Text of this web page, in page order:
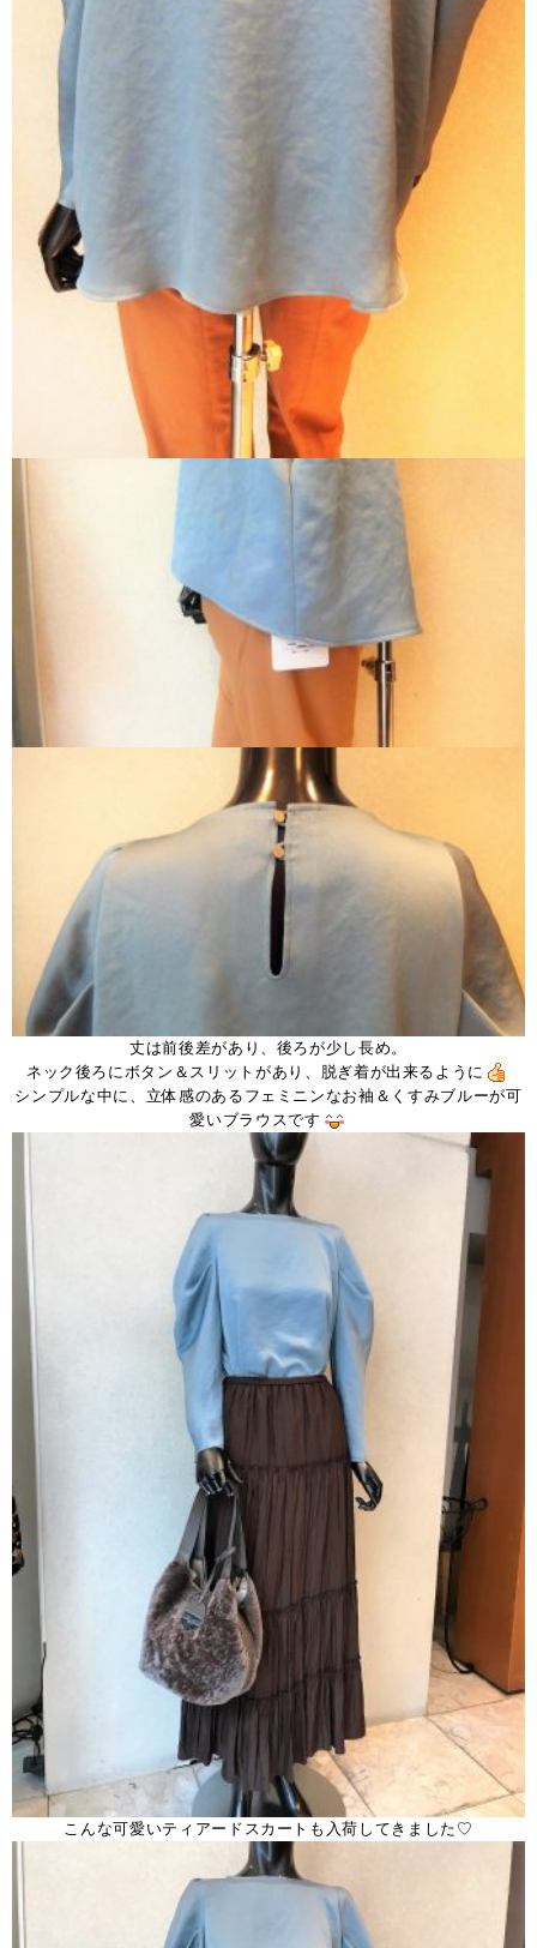
丈は前後差があり、後ろが少し長め。
ネック後ろにボタン＆スリットがあり、脱ぎ着が出来るように
シンプルな中に、立体感のあるフェミニンなお袖＆くすみブルーが可
愛いブラウスです
こんな可愛いティアードスカートも入荷してきました♡